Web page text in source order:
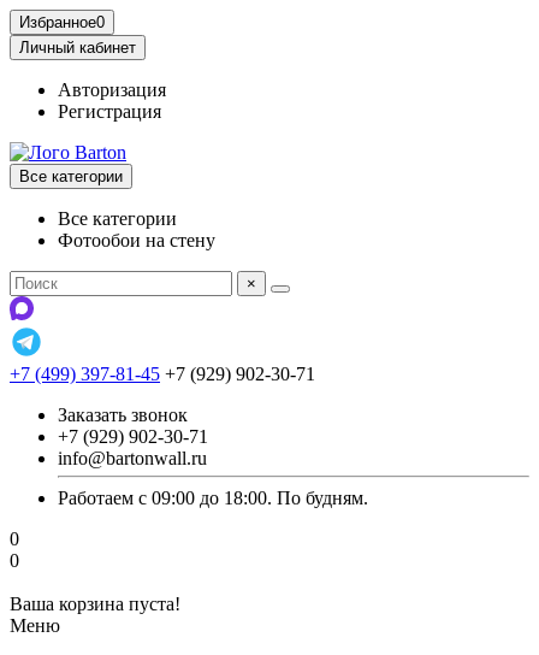
Избранное0
Личный кабинет
Авторизация
Регистрация
Все категории
Все категории
Фотообои на стену
×
+7 (499) 397-81-45 +7 (929) 902-30-71
Заказать звонок
+7 (929) 902-30-71
info@bartonwall.ru
Работаем с 09:00 до 18:00. По будням.
0
0
Ваша корзина пуста!
Меню